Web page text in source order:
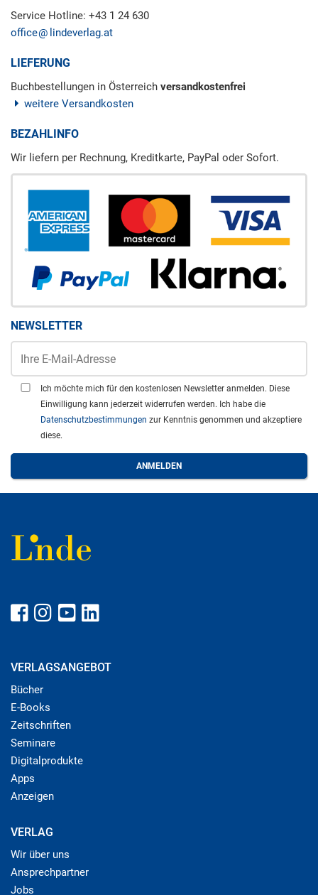
Service Hotline: +43 1 24 630
office
lindeverlag.at
LIEFERUNG
Buchbestellungen in Österreich versandkostenfrei
weitere Versandkosten
BEZAHLINFO
Wir liefern per Rechnung, Kreditkarte, PayPal oder Sofort.
NEWSLETTER
Ich möchte mich für den kostenlosen Newsletter anmelden. Diese
Einwilligung kann jederzeit widerrufen werden. Ich habe die
Datenschutzbestimmungen zur Kenntnis genommen und akzeptiere
diese.
VERLAGSANGEBOT
Bücher
E-Books
Zeitschriften
Seminare
Digitalprodukte
Apps
Anzeigen
VERLAG
Wir über uns
Ansprechpartner
Jobs